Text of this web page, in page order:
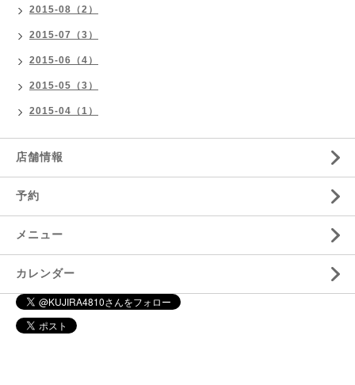
2015-08（2）
2015-07（3）
2015-06（4）
2015-05（3）
2015-04（1）
店舗情報
予約
メニュー
カレンダー